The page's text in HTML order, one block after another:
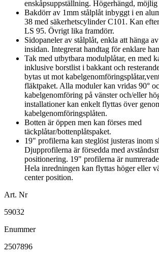
enskåpsuppställning. Högerhängd, möjlig
Bakdörr av 1mm stålplåt inbyggt i en
38 med säkerhetscylinder C101. Kan
LS 95. Övrigt lika framdörr.
Sidopaneler av stålplåt, enkla att hänga
insidan. Integrerat handtag för enklare
Tak med utbytbara modulplåtar, en med
inklusive borstlist i bakkant och
bytas ut mot
fläktpaket. Alla moduler kan vridas 90°
kabelgenomföring på vänster och/eller
installationer kan enkelt flyttas över
kabelgenomföringsplåten.
Botten är öppen men kan förses med
täckplåtar/bottenplåtspaket.
19" profilerna kan steglöst justeras inom
Djupprofilerna är försedda med
positionering. 19" profilerna är
Hela inredningen kan flyttas höger eller
center position.
Art. Nr
59032
Enummer
2507896